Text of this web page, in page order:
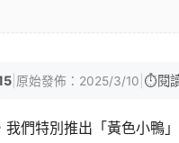
原始發佈： 2025/3/10 ⏱️閱
們特別推出「黃色小鴨